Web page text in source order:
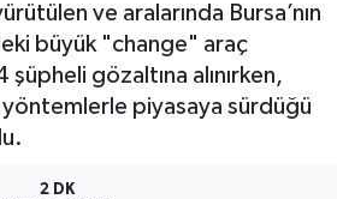
ve aralarında Bursa’nın
büyük "change" araç
gözaltına alınırken,
piyasaya sürdüğü
2 DK